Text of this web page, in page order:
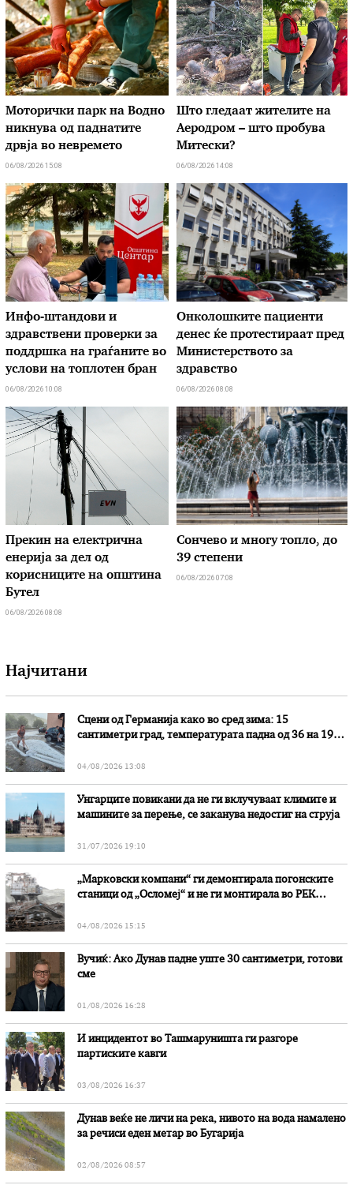
Моторички парк на Водно
никнува од паднатите
дрвја во невремето
06/08/2026 15:08
Што гледаат жителите на
Аеродром – што пробува
Митески?
06/08/2026 14:08
Инфо-штандови и
здравствени проверки за
поддршка на граѓаните во
услови на топлотен бран
06/08/2026 10:08
Онколошките пациенти
денес ќе протестираат пред
Министерството за
здравство
06/08/2026 08:08
Прекин на електрична
енерија за дел од
корисниците на општина
Бутел
06/08/2026 08:08
Сончево и многу топло, до
39 степени
06/08/2026 07:08
Најчитани
Сцени од Германија како во сред зима: 15
сантиметри град, температурата падна од 36 на 19
04/08/2026 13:08
Унгарците повикани да не ги вклучуваат климите и
машините за перење, се заканува недостиг на струја
31/07/2026 19:10
„Марковски компани“ ги демонтирала погонските
станици од „Осломеј“ и не ги монтирала во РЕК
04/08/2026 15:15
Вучиќ: Ако Дунав падне уште 30 сантиметри, готови
сме
01/08/2026 16:28
И инцидентот во Ташмаруништa ги разгоре
партиските кавги
03/08/2026 16:37
Дунав веќе не личи на река, нивото на вода намалено
за речиси еден метар во Бугарија
02/08/2026 08:57